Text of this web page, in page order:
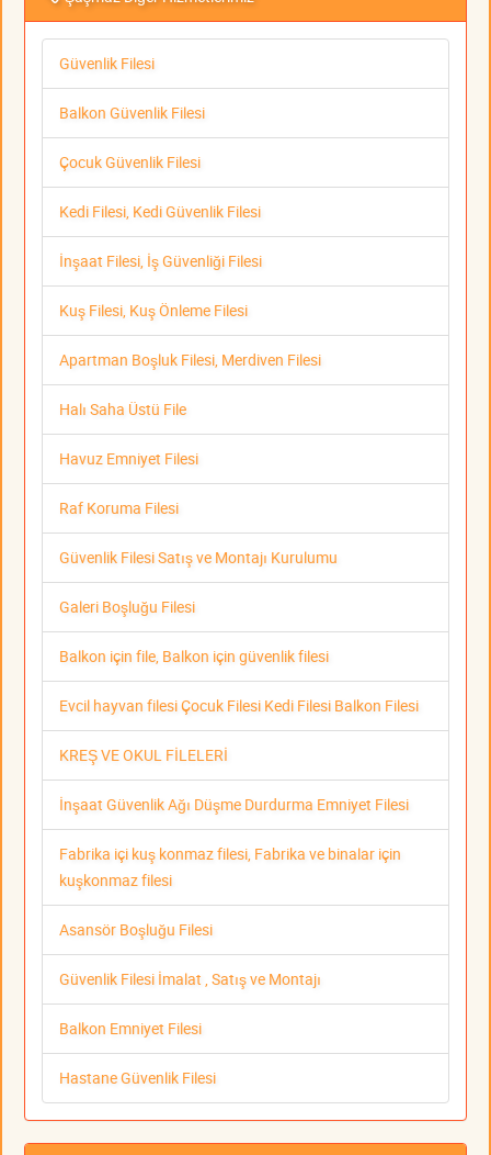
Güvenlik Filesi
Balkon Güvenlik Filesi
Çocuk Güvenlik Filesi
Kedi Filesi, Kedi Güvenlik Filesi
İnşaat Filesi, İş Güvenliği Filesi
Kuş Filesi, Kuş Önleme Filesi
Apartman Boşluk Filesi, Merdiven Filesi
Halı Saha Üstü File
Havuz Emniyet Filesi
Raf Koruma Filesi
Güvenlik Filesi Satış ve Montajı Kurulumu
Galeri Boşluğu Filesi
Balkon için file, Balkon için güvenlik filesi
Evcil hayvan filesi Çocuk Filesi Kedi Filesi Balkon Filesi
KREŞ VE OKUL FİLELERİ
İnşaat Güvenlik Ağı Düşme Durdurma Emniyet Filesi
Fabrika içi kuş konmaz filesi, Fabrika ve binalar için
kuşkonmaz filesi
Asansör Boşluğu Filesi
Güvenlik Filesi İmalat , Satış ve Montajı
Balkon Emniyet Filesi
Hastane Güvenlik Filesi